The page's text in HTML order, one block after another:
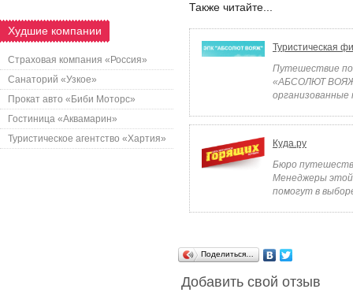
Худшие компании
Страховая компания «Россия»
Санаторий «Узкое»
Прокат авто «Биби Моторс»
Гостиница «Аквамарин»
Туристическое агентство «Хартия»
Также читайте...
Туристическая
Путешествие по
«АБСОЛЮТ
Куда.ру
Бюро
Менеджеры
помогут в
Поделиться…
Добавить свой отзыв